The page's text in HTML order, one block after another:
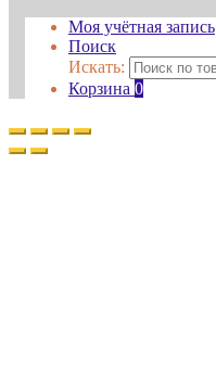
Моя учётная запись
Поиск
Искать:
Корзина 0